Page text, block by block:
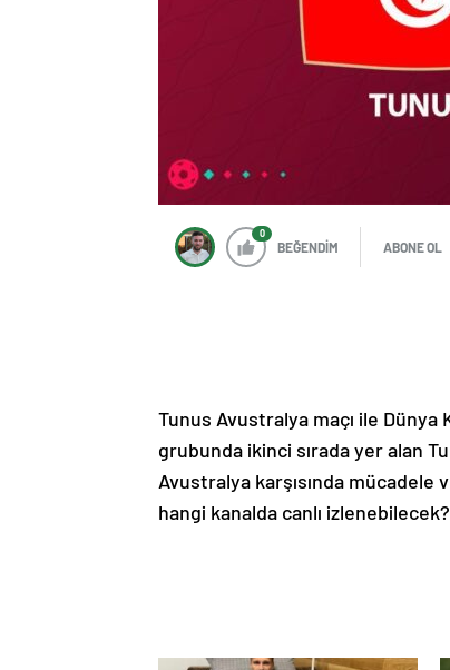
0
BEĞENDİM ABONE OL
Tunus Avustralya maçı ile Dünya
grubunda ikinci sırada yer alan
Avustralya karşısında mücadele
hangi kanalda canlı